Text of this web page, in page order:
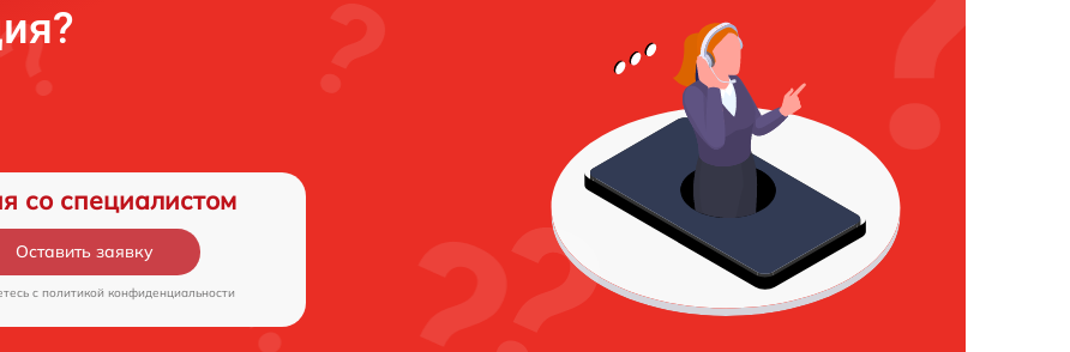
со специалистом
Оставить заявку
c политикой конфиденциальности